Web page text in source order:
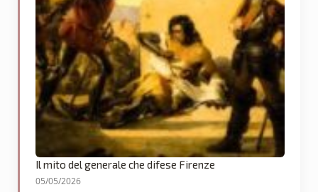
Il mito del generale che difese Firenze
05/05/2026